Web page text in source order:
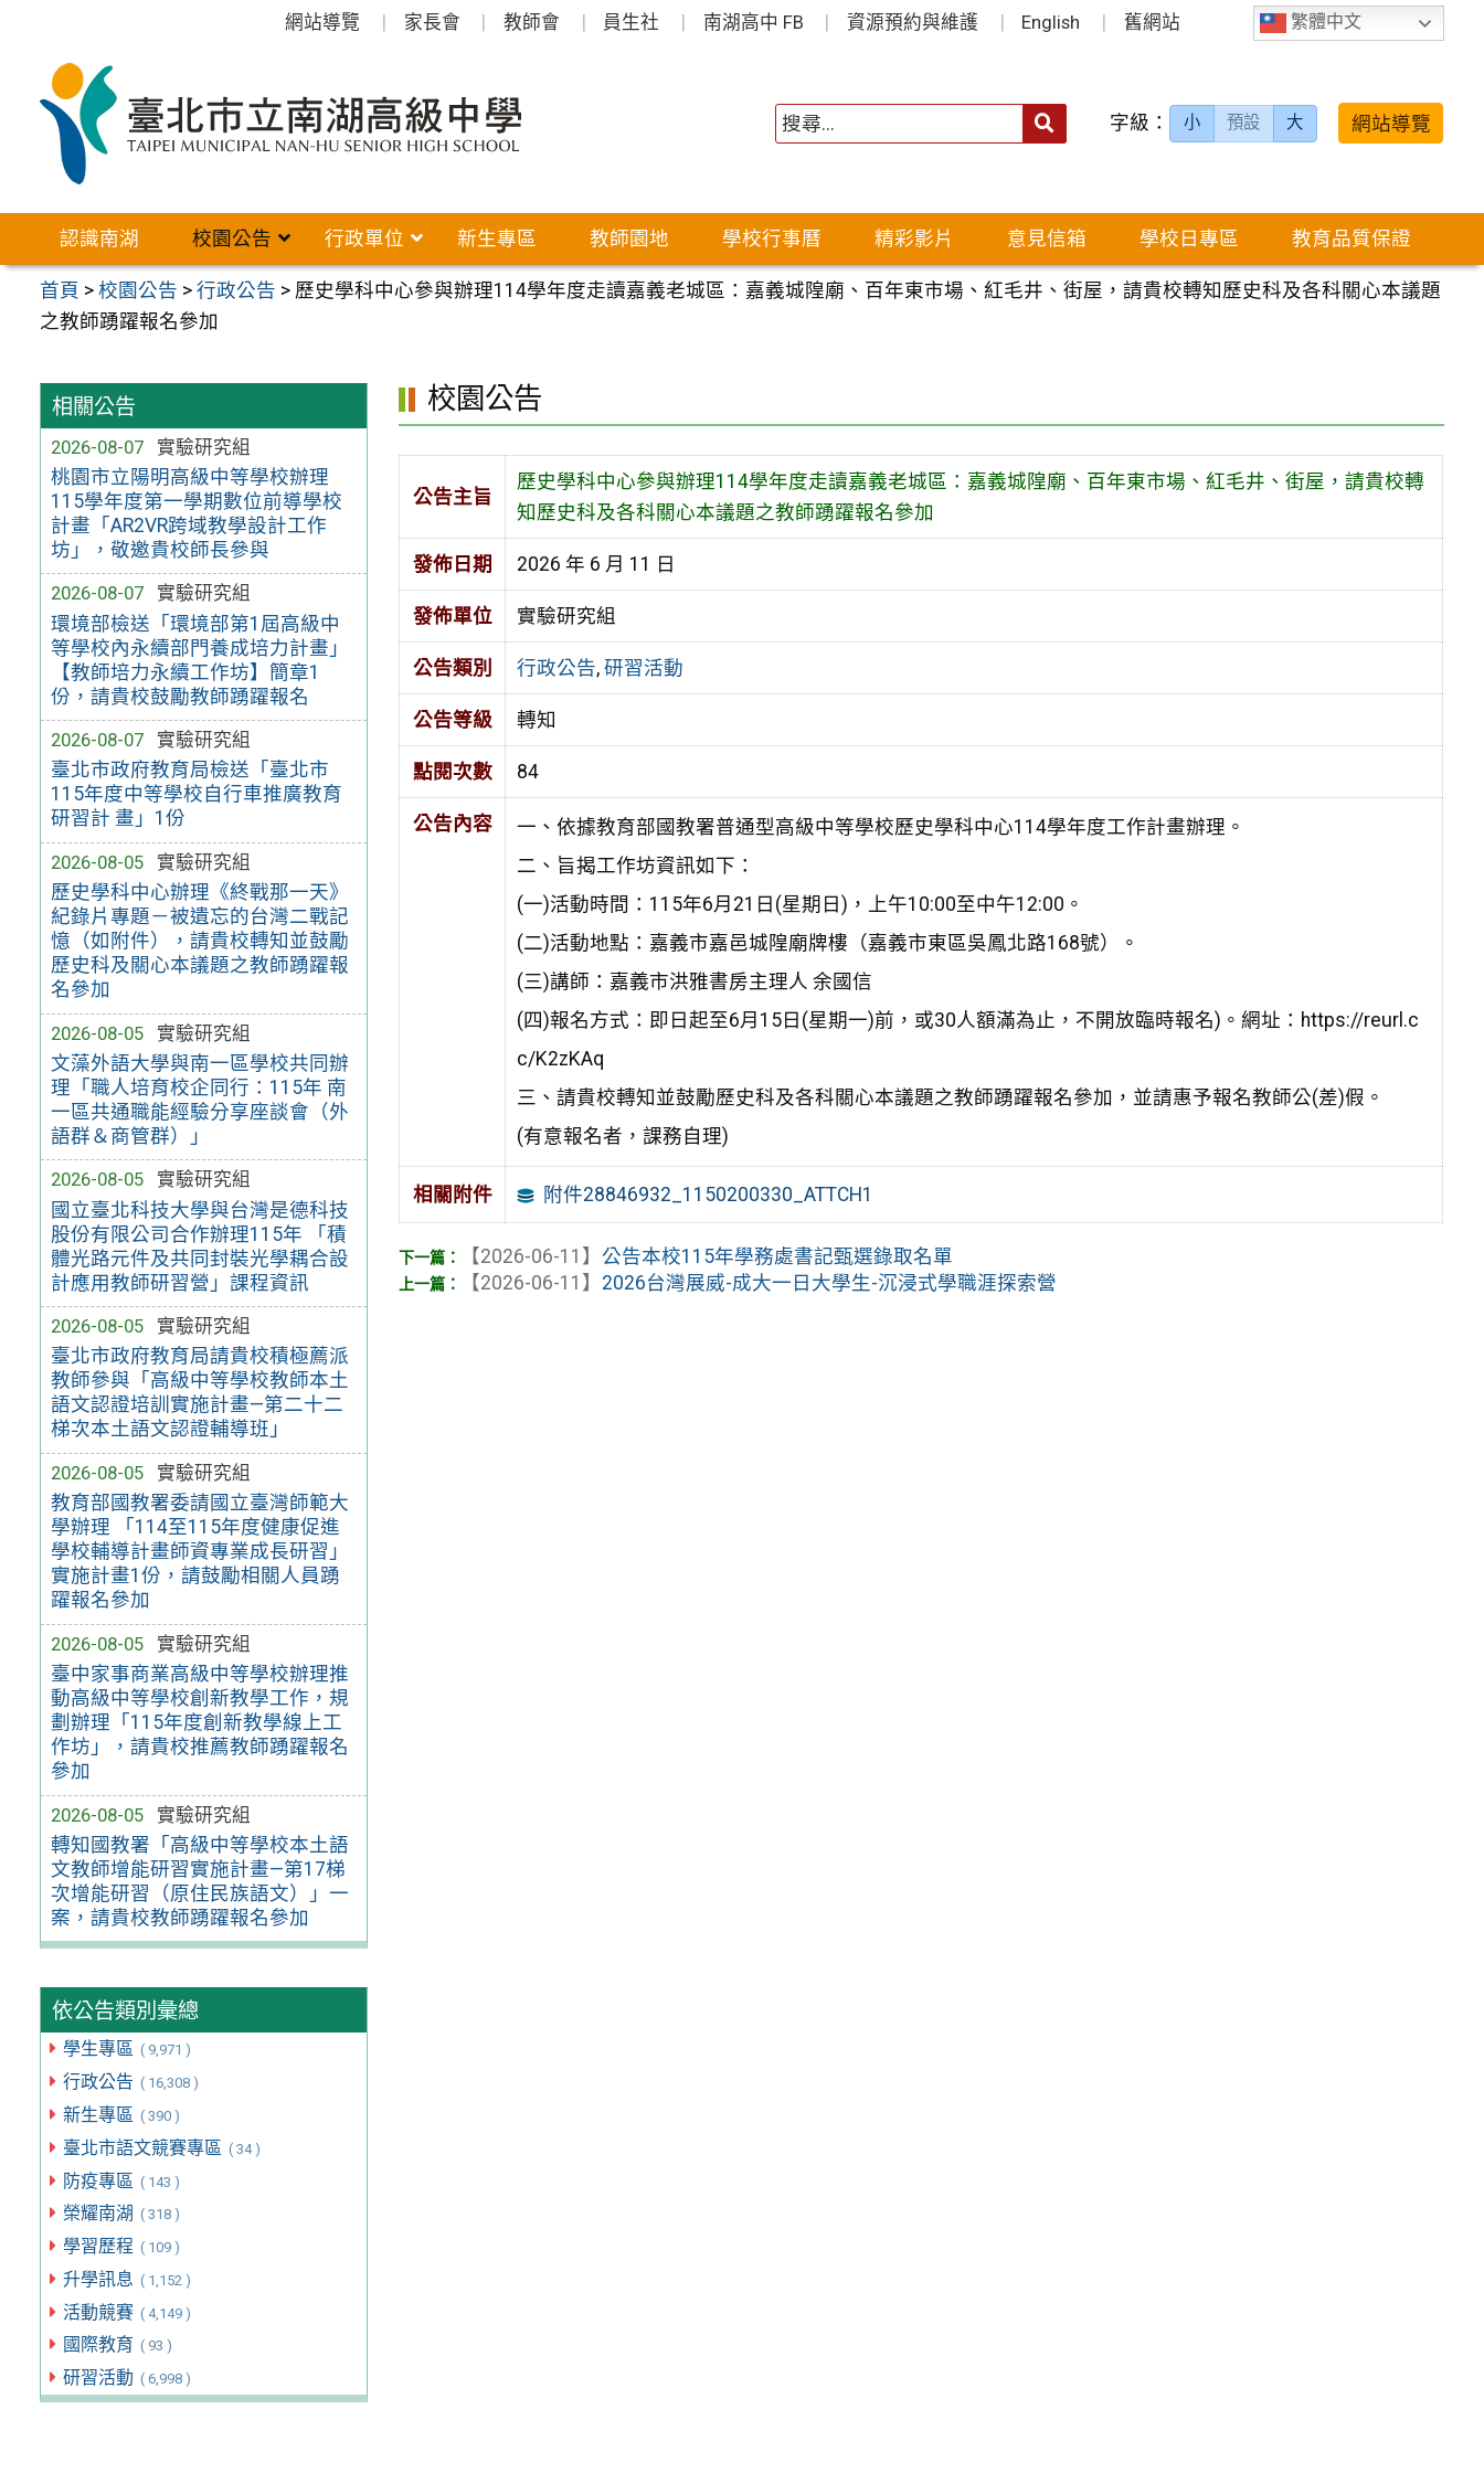
繁體中文
網站導覽 家長會 教師會 員生社 南湖高中 FB 資源預約與維護 English 舊網站
字級： 小 預設 大 網站導覽
認識南湖 校園公告 行政單位 新生專區 教師園地 學校行事曆 精彩影片 意見信箱 學校日專區 教育品質保證
首頁 >校園公告 >行政公告 > 歷史學科中心參與辦理114學年度走讀嘉義老城區：嘉義城隍廟、百年東市場、紅毛井、街屋，請貴校轉知歷史科及各科關心本議題
之教師踴躍報名參加
相關公告
2026-08-07
實驗研究組
桃園市立陽明高級中等學校辦理
115學年度第一學期數位前導學校
計畫「AR2VR跨域教學設計工作
坊」，敬邀貴校師長參與
2026-08-07
實驗研究組
環境部檢送「環境部第1屆高級中
等學校內永續部門養成培力計畫」
【教師培力永續工作坊】簡章1
份，請貴校鼓勵教師踴躍報名
2026-08-07
實驗研究組
臺北市政府教育局檢送「臺北市
115年度中等學校自行車推廣教育
研習計 畫」1份
2026-08-05
實驗研究組
歷史學科中心辦理《終戰那一天》
紀錄片專題－被遺忘的台灣二戰記
憶（如附件），請貴校轉知並鼓勵
歷史科及關心本議題之教師踴躍報
名參加
2026-08-05
實驗研究組
文藻外語大學與南一區學校共同辦
理「職人培育校企同行：115年 南
一區共通職能經驗分享座談會（外
語群＆商管群）」
2026-08-05
實驗研究組
國立臺北科技大學與台灣是德科技
股份有限公司合作辦理115年 「積
體光路元件及共同封裝光學耦合設
計應用教師研習營」課程資訊
2026-08-05
實驗研究組
臺北市政府教育局請貴校積極薦派
教師參與「高級中等學校教師本土
語文認證培訓實施計畫—第二十二
梯次本土語文認證輔導班」
2026-08-05
實驗研究組
教育部國教署委請國立臺灣師範大
學辦理 「114至115年度健康促進
學校輔導計畫師資專業成長研習」
實施計畫1份，請鼓勵相關人員踴
躍報名參加
2026-08-05
實驗研究組
臺中家事商業高級中等學校辦理推
動高級中等學校創新教學工作，規
劃辦理「115年度創新教學線上工
作坊」，請貴校推薦教師踴躍報名
參加
2026-08-05
實驗研究組
轉知國教署「高級中等學校本土語
文教師增能研習實施計畫—第17梯
次增能研習（原住民族語文）」一
案，請貴校教師踴躍報名參加
依公告類別彙總
學生專區 ( 9,971 )
行政公告 ( 16,308 )
新生專區 ( 390 )
臺北市語文競賽專區 ( 34 )
防疫專區 ( 143 )
榮耀南湖 ( 318 )
學習歷程 ( 109 )
升學訊息 ( 1,152 )
活動競賽 ( 4,149 )
國際教育 ( 93 )
研習活動 ( 6,998 )
校園公告
公告主旨
歷史學科中心參與辦理114學年度走讀嘉義老城區：嘉義城隍廟、百年東市場、紅毛井、街屋，請貴校轉
知歷史科及各科關心本議題之教師踴躍報名參加
發佈日期 2026 年 6 月 11 日
發佈單位 實驗研究組
公告類別 行政公告, 研習活動
公告等級 轉知
點閱次數 84
公告內容
一、依據教育部國教署普通型高級中等學校歷史學科中心114學年度工作計畫辦理。
二、旨揭工作坊資訊如下：
(一)活動時間：115年6月21日(星期日)，上午10:00至中午12:00。
(二)活動地點：嘉義市嘉邑城隍廟牌樓（嘉義市東區吳鳳北路168號）。
(三)講師：嘉義市洪雅書房主理人 余國信
(四)報名方式：即日起至6月15日(星期一)前，或30人額滿為止，不開放臨時報名)。網址：https://reurl.c
c/K2zKAq
三、請貴校轉知並鼓勵歷史科及各科關心本議題之教師踴躍報名參加，並請惠予報名教師公(差)假。
(有意報名者，課務自理)
相關附件 附件28846932_1150200330_ATTCH1
【2026-06-11】公告本校115年學務處書記甄選錄取名單
【2026-06-11】 2026台灣展威-成大一日大學生-沉浸式學職涯探索營